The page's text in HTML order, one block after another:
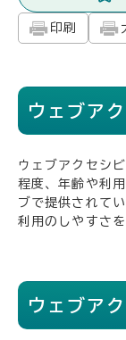
印刷
ウェブア
ウェブアクセシ
程度、年齢や利
ブで提供されて
利用のしやすさ
ウェブア